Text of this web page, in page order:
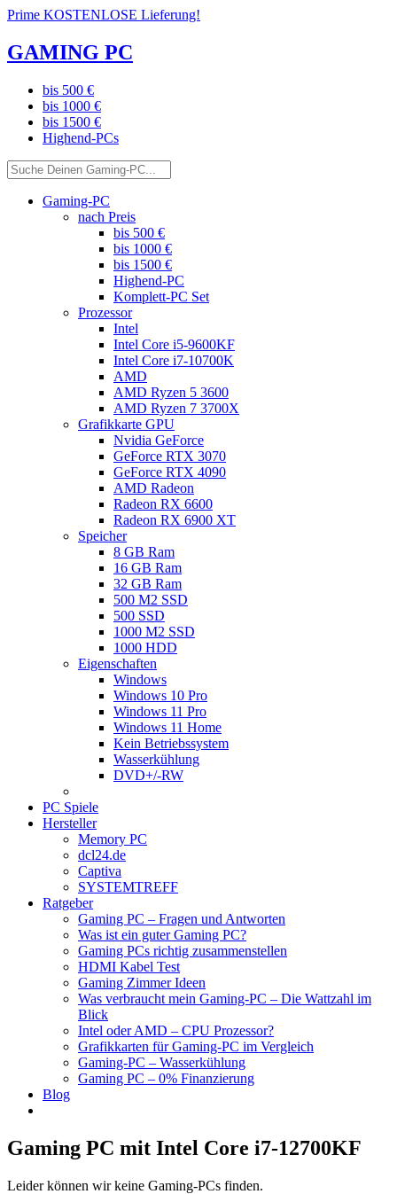
Prime KOSTENLOSE Lieferung!
GAMING PC
bis 500 €
bis 1000 €
bis 1500 €
Highend-PCs
Gaming-PC
nach Preis
bis 500 €
bis 1000 €
bis 1500 €
Highend-PC
Komplett-PC Set
Prozessor
Intel
Intel Core i5-9600KF
Intel Core i7-10700K
AMD
AMD Ryzen 5 3600
AMD Ryzen 7 3700X
Grafikkarte GPU
Nvidia GeForce
GeForce RTX 3070
GeForce RTX 4090
AMD Radeon
Radeon RX 6600
Radeon RX 6900 XT
Speicher
8 GB Ram
16 GB Ram
32 GB Ram
500 M2 SSD
500 SSD
1000 M2 SSD
1000 HDD
Eigenschaften
Windows
Windows 10 Pro
Windows 11 Pro
Windows 11 Home
Kein Betriebssystem
Wasserkühlung
DVD+/-RW
PC Spiele
Hersteller
Memory PC
dcl24.de
Captiva
SYSTEMTREFF
Ratgeber
Gaming PC – Fragen und Antworten
Was ist ein guter Gaming PC?
Gaming PCs richtig zusammenstellen
HDMI Kabel Test
Gaming Zimmer Ideen
Was verbraucht mein Gaming-PC – Die Wattzahl im
Blick
Intel oder AMD – CPU Prozessor?
Grafikkarten für Gaming-PC im Vergleich
Gaming-PC – Wasserkühlung
Gaming PC – 0% Finanzierung
Blog
Gaming PC mit Intel Core i7-12700KF
Leider können wir keine Gaming-PCs finden.